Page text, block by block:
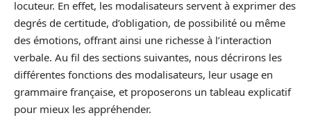
locuteur. En effet, les modalisateurs servent à exprimer des
degrés de certitude, d’obligation, de possibilité ou même
des émotions, offrant ainsi une richesse à l’interaction
verbale. Au fil des sections suivantes, nous décrirons les
différentes fonctions des modalisateurs, leur usage en
grammaire française, et proposerons un tableau explicatif
pour mieux les appréhender.